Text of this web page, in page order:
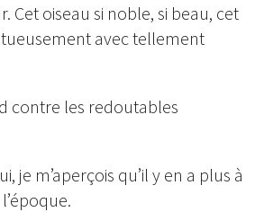
Cet oiseau si noble, si beau, cet
avec tellement
contre les redoutables
je m’aperçois qu’il y en a plus à